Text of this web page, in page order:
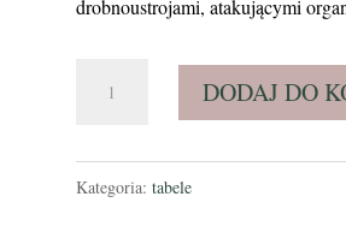
drobnoustrojami, atakującymi
na
DODAJ DO
Kategoria: tabele